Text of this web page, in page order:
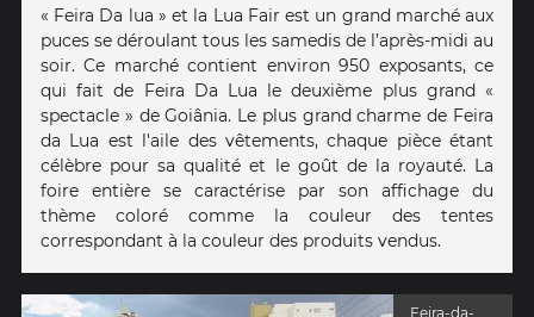
« Feira Da lua » et la Lua Fair est un grand marché aux
puces se déroulant tous les samedis de l’après-midi au
soir. Ce marché contient environ 950 exposants, ce
qui fait de Feira Da Lua le deuxième plus grand «
spectacle » de Goiânia. Le plus grand charme de Feira
da Lua est l'aile des vêtements, chaque pièce étant
célèbre pour sa qualité et le goût de la royauté. La
foire entière se caractérise par son affichage du
thème coloré comme la couleur des tentes
correspondant à la couleur des produits vendus.
Feira-da-